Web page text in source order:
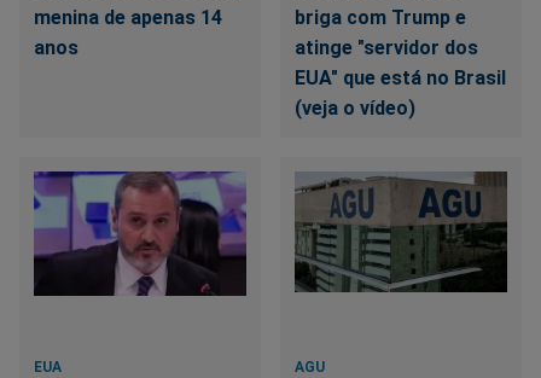
menina de apenas 14
anos
briga com Trump e
atinge "servidor dos
EUA" que está no Brasil
(veja o vídeo)
EUA AGU